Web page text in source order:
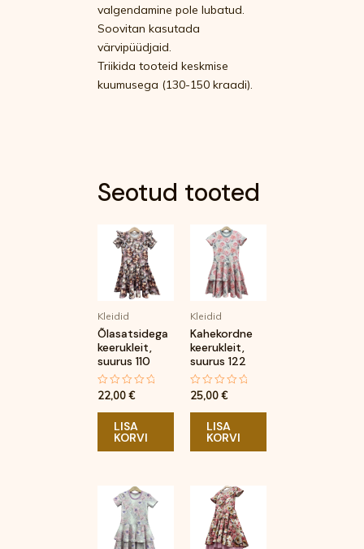
valgendamine pole lubatud.
Soovitan kasutada
värvipüüdjaid.
Triikida tooteid keskmise
kuumusega (130-150 kraadi).
Seotud tooted
Kleidid
Õlasatsidega
keerukleit,
suurus 110
Hinnanguga
/
22,00€
LISA
KORVI
Kleidid
Kahekordne
keerukleit,
suurus 122
Hinnanguga
/
25,00€
LISA
KORVI